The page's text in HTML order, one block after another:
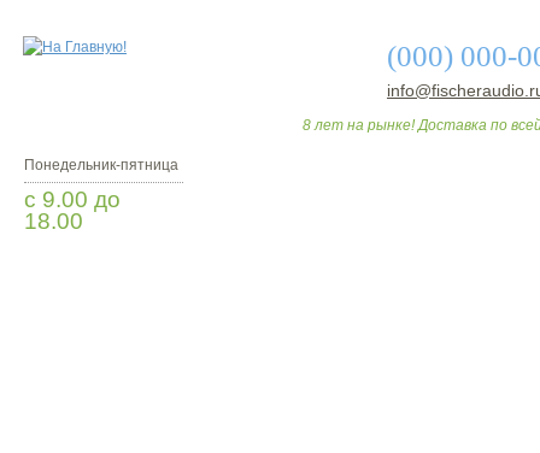
(000) 000-
8 лет на рынке! Доставка по
Понедельник-пятница
с 9.00 до
18.00